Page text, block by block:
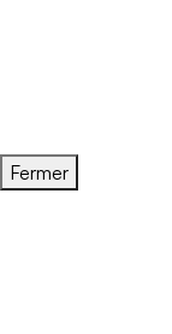
Fermer